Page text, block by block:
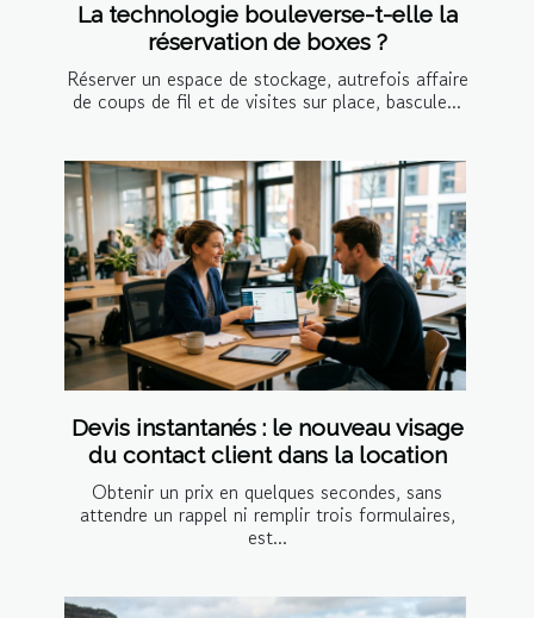
La technologie bouleverse-t-elle la
réservation de boxes ?
Réserver un espace de stockage, autrefois affaire
de coups de fil et de visites sur place, bascule...
Devis instantanés : le nouveau visage
du contact client dans la location
Obtenir un prix en quelques secondes, sans
attendre un rappel ni remplir trois formulaires,
est...